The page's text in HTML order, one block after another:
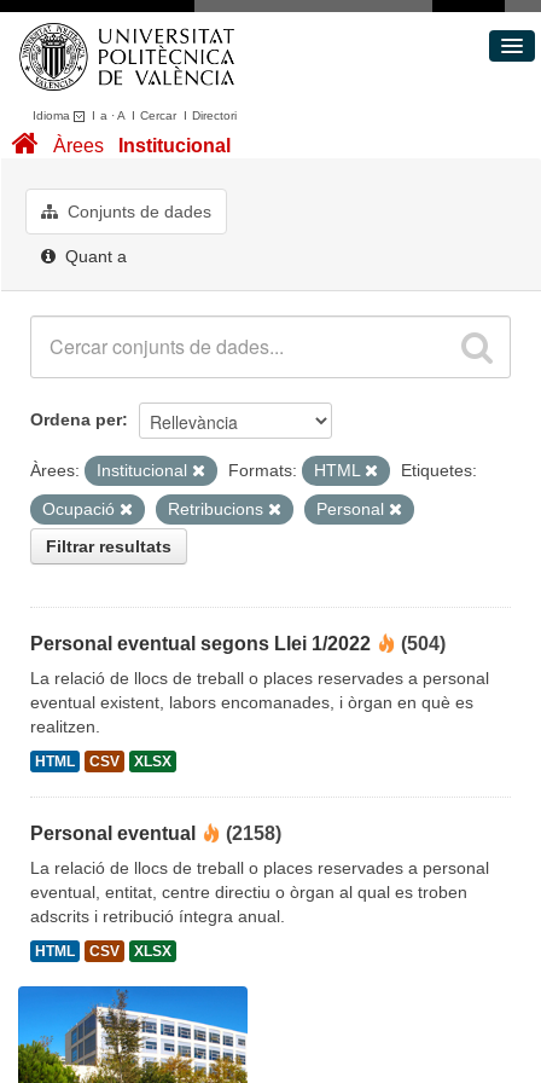
Idioma I a ·A I CercarI Directori
Conjunts de dades
Quant a
Àrees Institucional
Conjunts de dades
Quant a
Ordena per
Àrees: Institucional Formats: HTML
Etiquetes:
Ocupació
Retribucions
Personal
Filtrar resultats
Personal eventual segons Llei 1/2022 (504)
La relació de llocs de treball o places reservades a personal
eventual existent, labors encomanades, i òrgan en què es
realitzen.
HTML CSV XLSX
Personal eventual (2158)
La relació de llocs de treball o places reservades a personal
eventual, entitat, centre directiu o òrgan al qual es troben
adscrits i retribució íntegra anual.
HTML CSV XLSX